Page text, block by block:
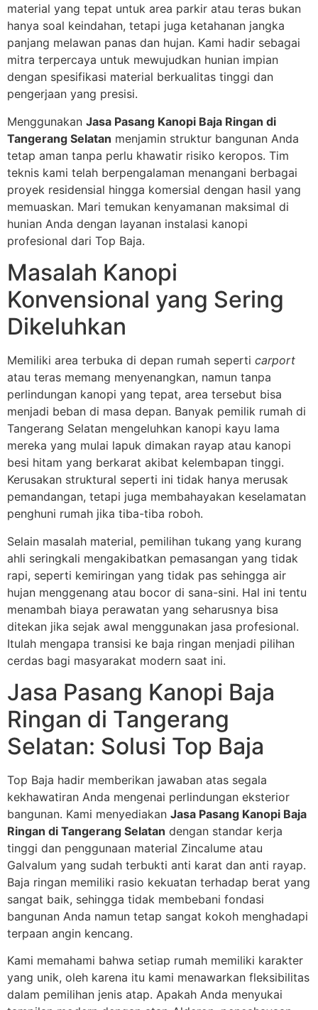
material yang tepat untuk area parkir atau teras bukan
hanya soal keindahan, tetapi juga ketahanan jangka
panjang melawan panas dan hujan. Kami hadir sebagai
mitra terpercaya untuk mewujudkan hunian impian
dengan spesifikasi material berkualitas tinggi dan
pengerjaan yang presisi.
Menggunakan Jasa Pasang Kanopi Baja Ringan di
Tangerang Selatan menjamin struktur bangunan Anda
tetap aman tanpa perlu khawatir risiko keropos. Tim
teknis kami telah berpengalaman menangani berbagai
proyek residensial hingga komersial dengan hasil yang
memuaskan. Mari temukan kenyamanan maksimal di
hunian Anda dengan layanan instalasi kanopi
profesional dari Top Baja.
Masalah Kanopi
Konvensional yang Sering
Dikeluhkan
Memiliki area terbuka di depan rumah seperti carport
atau teras memang menyenangkan, namun tanpa
perlindungan kanopi yang tepat, area tersebut bisa
menjadi beban di masa depan. Banyak pemilik rumah di
Tangerang Selatan mengeluhkan kanopi kayu lama
mereka yang mulai lapuk dimakan rayap atau kanopi
besi hitam yang berkarat akibat kelembapan tinggi.
Kerusakan struktural seperti ini tidak hanya merusak
pemandangan, tetapi juga membahayakan keselamatan
penghuni rumah jika tiba-tiba roboh.
Selain masalah material, pemilihan tukang yang kurang
ahli seringkali mengakibatkan pemasangan yang tidak
rapi, seperti kemiringan yang tidak pas sehingga air
hujan menggenang atau bocor di sana-sini. Hal ini tentu
menambah biaya perawatan yang seharusnya bisa
ditekan jika sejak awal menggunakan jasa profesional.
Itulah mengapa transisi ke baja ringan menjadi pilihan
cerdas bagi masyarakat modern saat ini.
Jasa Pasang Kanopi Baja
Ringan di Tangerang
Selatan: Solusi Top Baja
Top Baja hadir memberikan jawaban atas segala
kekhawatiran Anda mengenai perlindungan eksterior
bangunan. Kami menyediakan Jasa Pasang Kanopi Baja
Ringan di Tangerang Selatan dengan standar kerja
tinggi dan penggunaan material Zincalume atau
Galvalum yang sudah terbukti anti karat dan anti rayap.
Baja ringan memiliki rasio kekuatan terhadap berat yang
sangat baik, sehingga tidak membebani fondasi
bangunan Anda namun tetap sangat kokoh menghadapi
terpaan angin kencang.
Kami memahami bahwa setiap rumah memiliki karakter
yang unik, oleh karena itu kami menawarkan fleksibilitas
dalam pemilihan jenis atap. Apakah Anda menyukai